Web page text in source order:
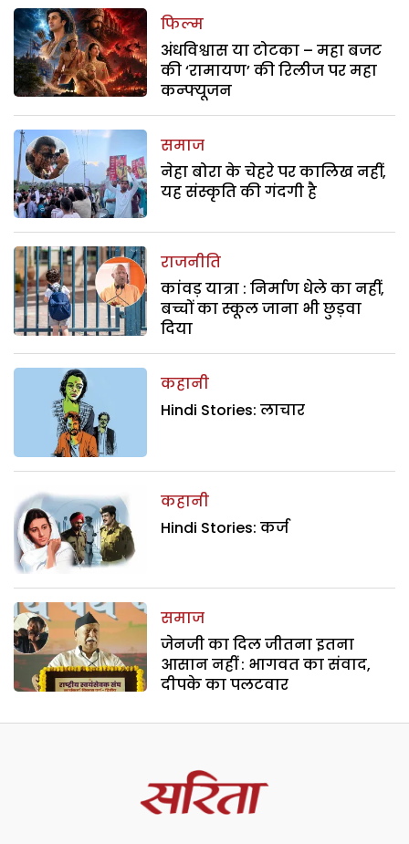
फिल्म
अंधविश्वास या टोटका – महा बजट
की ‘रामायण’ की रिलीज पर महा
कन्फ्यूजन
समाज
नेहा बोरा के चेहरे पर कालिख नहीं,
यह संस्कृति की गंदगी है
राजनीति
कांवड़ यात्रा : निर्माण धेले का नहीं,
बच्चों का स्कूल जाना भी छुड़वा
दिया
कहानी
Hindi Stories: लाचार
कहानी
Hindi Stories: कर्ज
समाज
जेनजी का दिल जीतना इतना
आसान नहीं : भागवत का संवाद,
दीपके का पलटवार